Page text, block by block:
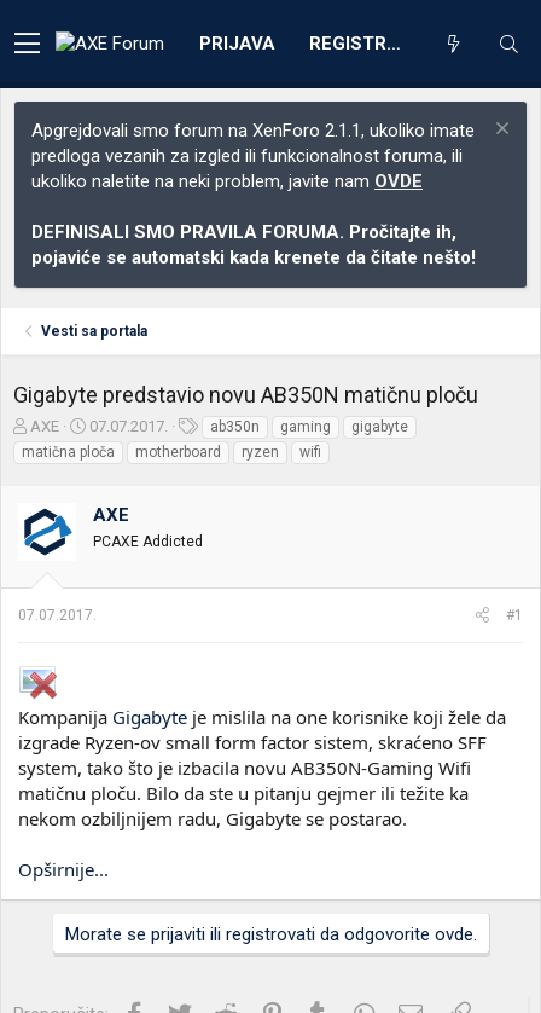
PRIJAVA REGISTRACIJA
Apgrejdovali smo forum na XenForo 2.1.1, ukoliko imate
predloga vezanih za izgled ili funkcionalnost foruma, ili
ukoliko naletite na neki problem, javite nam OVDE
DEFINISALI SMO PRAVILA FORUMA. Pročitajte ih,
pojaviće se automatski kada krenete da čitate nešto!
Vesti sa portala
Gigabyte predstavio novu AB350N matičnu ploču
Z
a
č
t
n
e
e
AXE
D
a
t
m
p
e
j
a
07.07.2017.
z
n
e
ab350n gaming
gigabyte
matična ploča
motherboard ryzen wifi
AXE
PCAXE Addicted
07.07.2017. #1
Kompanija Gigabyte je mislila na one korisnike koji žele da
izgrade Ryzen-ov small form factor sistem, skraćeno SFF
system, tako što je izbacila novu AB350N-Gaming Wifi
matičnu ploču. Bilo da ste u pitanju gejmer ili težite ka
nekom ozbiljnijem radu, Gigabyte se postarao.
Opširnije...
Morate se prijaviti ili registrovati da odgovorite ovde.